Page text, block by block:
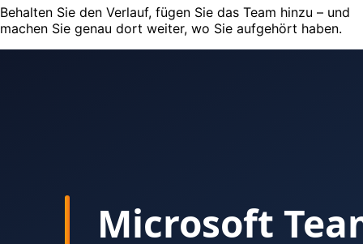
Behalten Sie den Verlauf, fügen Sie das Team hinzu – und
machen Sie genau dort weiter, wo Sie aufgehört haben.